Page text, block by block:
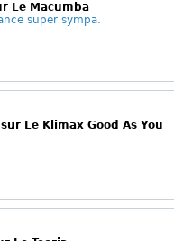
Le Macumba
super sympa.
Le Klimax Good As You